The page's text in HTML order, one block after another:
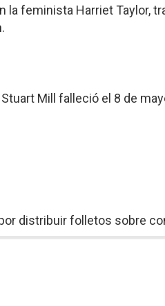
la feminista Harriet Taylor,
Mill falleció el 8 de
distribuir folletos sobre